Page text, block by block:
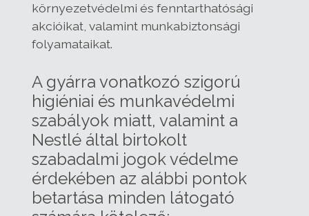
környezetvédelmi és fenntarthatósági
akcióikat, valamint munkabiztonsági
folyamataikat.
A gyárra vonatkozó szigorú
higiéniai és munkavédelmi
szabályok miatt, valamint a
Nestlé által birtokolt
szabadalmi jogok védelme
érdekében az alábbi pontok
betartása minden látogató